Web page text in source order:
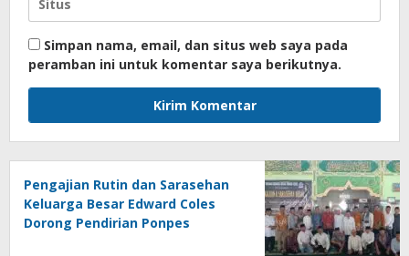
Simpan nama, email, dan situs web saya pada
peramban ini untuk komentar saya berikutnya.
Pengajian Rutin dan Sarasehan
Keluarga Besar Edward Coles
Dorong Pendirian Ponpes